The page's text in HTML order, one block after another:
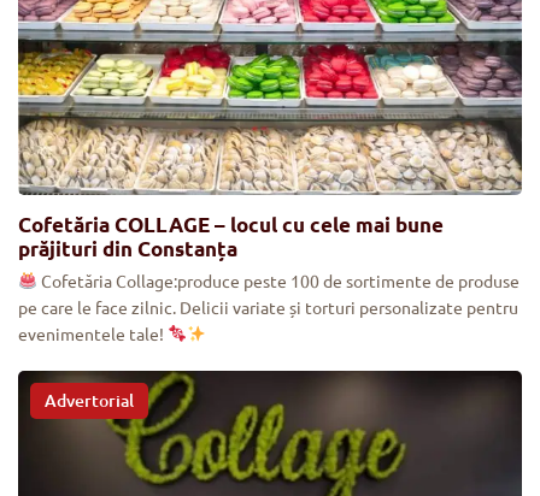
Cofetăria COLLAGE – locul cu cele mai bune
prăjituri din Constanța
Cofetăria Collage:produce peste 100 de sortimente de produse
pe care le face zilnic. Delicii variate și torturi personalizate pentru
evenimentele tale!
Advertorial